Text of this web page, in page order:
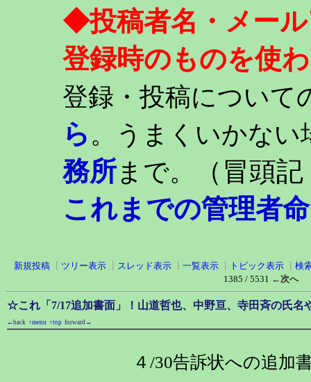
◆投稿者名・メー
登録時のものを使
登録・投稿について
ら。うまくいかない
務所まで。 （冒
これまでの管理者
新規投稿 ツリー表示 スレッド表示 一覧表示 トピック表示
検
1385 / 5531 ←次へ
☆これ「7/17追加書面」！山道哲也、中野亘、寺田斉の氏名
←back ↑menu ↑top forward→
４/30告訴状への追加書